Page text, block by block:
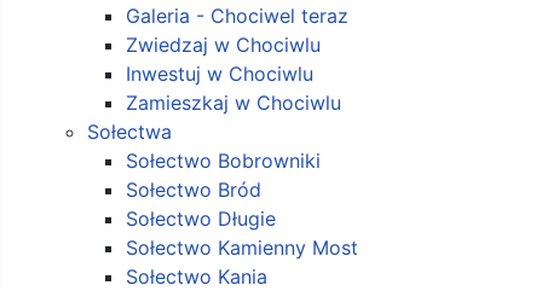
Galeria - Chociwel teraz
Zwiedzaj w Chociwlu
Inwestuj w Chociwlu
Zamieszkaj w Chociwlu
Sołectwa
Sołectwo Bobrowniki
Sołectwo Bród
Sołectwo Długie
Sołectwo Kamienny Most
Sołectwo Kania